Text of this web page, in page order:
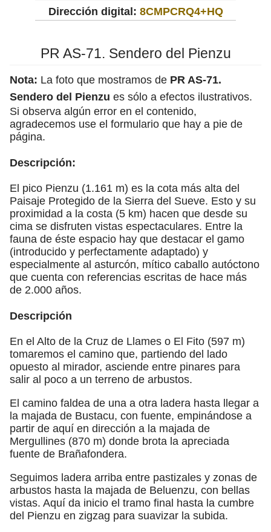
Dirección digital: 8CMPCRQ4+HQ
PR AS-71. Sendero del Pienzu
Nota: La foto que mostramos de PR AS-71.
Sendero del Pienzu es sólo a efectos ilustrativos.
Si observa algún error en el contenido,
agradecemos use el formulario que hay a pie de
página.
Descripción:
El pico Pienzu (1.161 m) es la cota más alta del
Paisaje Protegido de la Sierra del Sueve. Esto y su
proximidad a la costa (5 km) hacen que desde su
cima se disfruten vistas espectaculares. Entre la
fauna de éste espacio hay que destacar el gamo
(introducido y perfectamente adaptado) y
especialmente al asturcón, mítico caballo autóctono
que cuenta con referencias escritas de hace más
de 2.000 años.
Descripción
En el Alto de la Cruz de Llames o El Fito (597 m)
tomaremos el camino que, partiendo del lado
opuesto al mirador, asciende entre pinares para
salir al poco a un terreno de arbustos.
El camino faldea de una a otra ladera hasta llegar a
la majada de Bustacu, con fuente, empinándose a
partir de aquí en dirección a la majada de
Mergullines (870 m) donde brota la apreciada
fuente de Brañafondera.
Seguimos ladera arriba entre pastizales y zonas de
arbustos hasta la majada de Beluenzu, con bellas
vistas. Aquí da inicio el tramo final hasta la cumbre
del Pienzu en zigzag para suavizar la subida.